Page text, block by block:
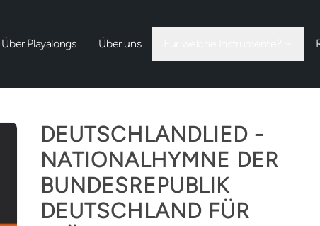
Über Playalongs Über uns
DEUTSCHLANDLIED -
NATIONALHYMNE DER
BUNDESREPUBLIK
DEUTSCHLAND FÜR